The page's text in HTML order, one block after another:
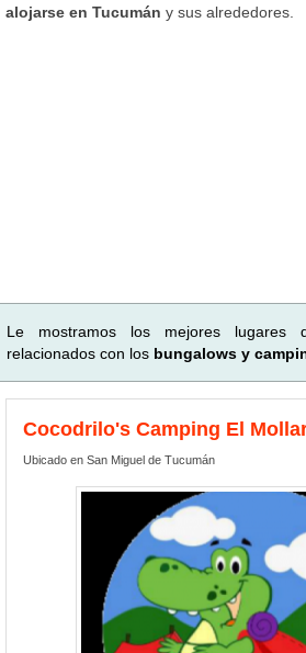
alojarse en Tucumán y sus alrededores.
Le mostramos los mejores lugares
relacionados con los bungalows y
Cocodrilo's Camping El
Ubicado en San Miguel de Tucumán